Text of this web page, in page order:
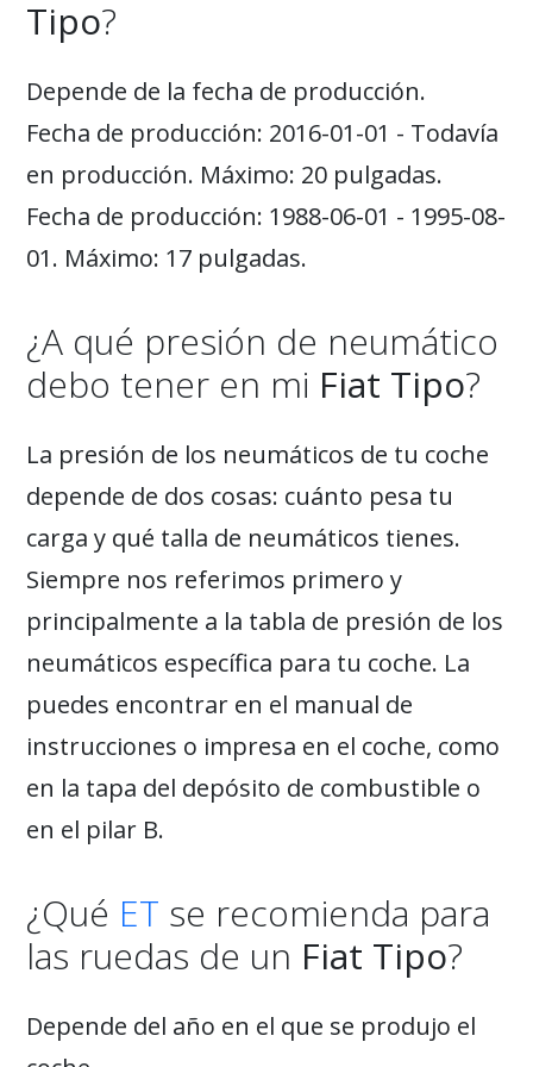
Tipo?
Depende de la fecha de producción.
Fecha de producción: 2016-01-01 - Todavía
en producción. Máximo: 20 pulgadas.
Fecha de producción: 1988-06-01 - 1995-08-
01. Máximo: 17 pulgadas.
¿A qué presión de neumático
debo tener en mi Fiat Tipo?
La presión de los neumáticos de tu coche
depende de dos cosas: cuánto pesa tu
carga y qué talla de neumáticos tienes.
Siempre nos referimos primero y
principalmente a la tabla de presión de los
neumáticos específica para tu coche. La
puedes encontrar en el manual de
instrucciones o impresa en el coche, como
en la tapa del depósito de combustible o
en el pilar B.
¿Qué ET se recomienda para
las ruedas de un Fiat Tipo?
Depende del año en el que se produjo el